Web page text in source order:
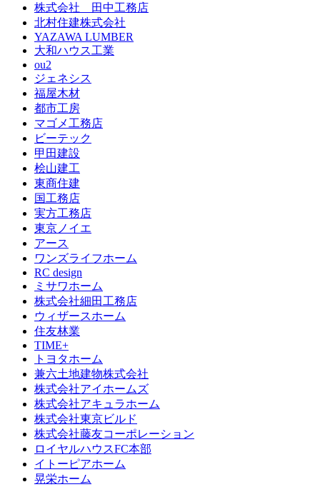
株式会社 田中工務店
北村住建株式会社
YAZAWA LUMBER
大和ハウス工業
ou2
ジェネシス
福屋木材
都市工房
マゴメ工務店
ビーテック
甲田建設
桧山建工
東商住建
国工務店
実方工務店
東京ノイエ
アース
ワンズライフホーム
RC design
ミサワホーム
株式会社細田工務店
ウィザースホーム
住友林業
TIME+
トヨタホーム
兼六土地建物株式会社
株式会社アイホームズ
株式会社アキュラホーム
株式会社東京ビルド
株式会社藤友コーポレーション
ロイヤルハウスFC本部
イトーピアホーム
晃栄ホーム